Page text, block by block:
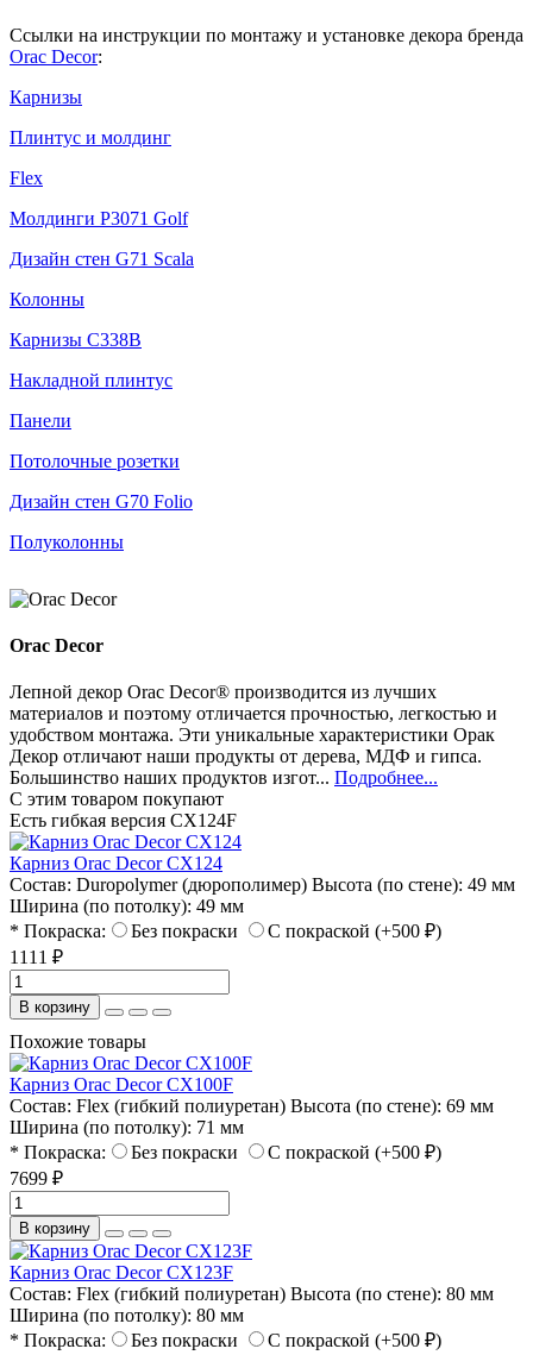
Ссылки на инструкции по монтажу и установке декора бренда
Orac Decor:
Карнизы
Плинтус и молдинг
Flex
Молдинги P3071 Golf
Дизайн стен G71 Scala
Колонны
Карнизы С338В
Накладной плинтус
Панели
Потолочные розетки
Дизайн стен G70 Folio
Полуколонны
Orac Decor
Лепной декор Orac Decor® производится из лучших
материалов и поэтому отличается прочностью, легкостью и
удобством монтажа. Эти уникальные характеристики Орак
Декор отличают наши продукты от дерева, МДФ и гипса.
Большинство наших продуктов изгот... Подробнее...
С этим товаром покупают
Есть гибкая версия CX124F
Карниз Orac Decor CX124
Состав: Duropolymer (дюрополимер) Высота (по стене): 49 мм
Ширина (по потолку): 49 мм
* Покраска:
Без покраски
С покраской (+500 ₽)
1111 ₽
В корзину
Похожие товары
Карниз Orac Decor CX100F
Состав: Flex (гибкий полиуретан) Высота (по стене): 69 мм
Ширина (по потолку): 71 мм
* Покраска:
Без покраски
С покраской (+500 ₽)
7699 ₽
В корзину
Карниз Orac Decor CX123F
Состав: Flex (гибкий полиуретан) Высота (по стене): 80 мм
Ширина (по потолку): 80 мм
* Покраска:
Без покраски
С покраской (+500 ₽)